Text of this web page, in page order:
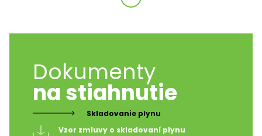
Dokumenty
na stiahnutie
Skladovanie plynu
Vzor zmluvy o skladovaní plynu